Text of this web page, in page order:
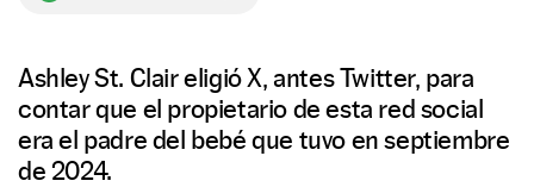
Ashley St. Clair eligió X, antes Twitter, para
contar que el propietario de esta red social
era el padre del bebé que tuvo en septiembre
de 2024.